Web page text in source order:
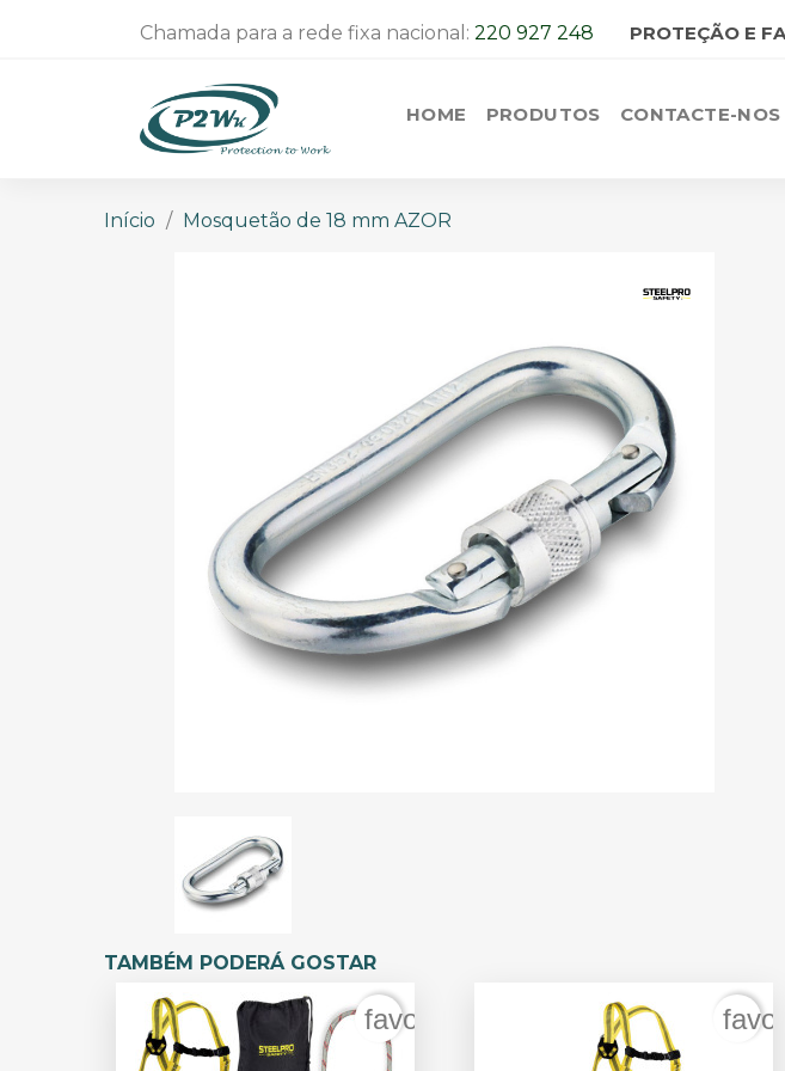
Chamada para a rede fixa nacional: 220 927 248 PROTEÇÃO E
HOME PRODUTOS CONTACTE-NOS
Início Mosquetão de 18 mm AZOR
TAMBÉM PODERÁ GOSTAR
favorite_border